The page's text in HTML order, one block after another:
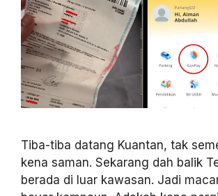
Tiba-tiba datang Kuantan, tak
kena saman. Sekarang dah balik
berada di luar kawasan. Jadi